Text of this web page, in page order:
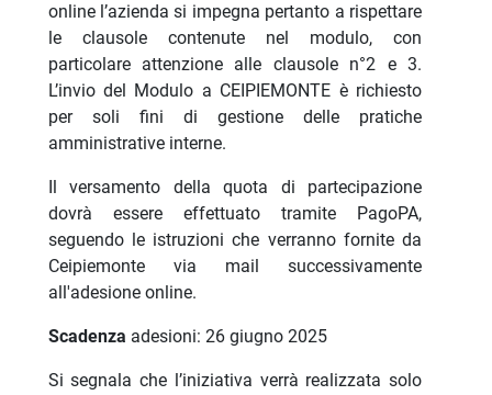
online l’azienda si impegna pertanto a rispettare
le clausole contenute nel modulo, con
particolare attenzione alle clausole n°2 e 3.
L’invio del Modulo a CEIPIEMONTE è richiesto
per soli fini di gestione delle pratiche
amministrative interne.
Il versamento della quota di partecipazione
dovrà essere effettuato tramite PagoPA,
seguendo le istruzioni che verranno fornite da
Ceipiemonte via mail successivamente
all'adesione online.
Scadenza adesioni: 26 giugno 2025
Si segnala che l’iniziativa verrà realizzata solo